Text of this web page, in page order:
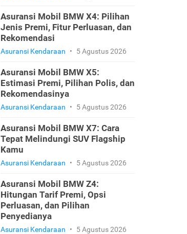
Asuransi Mobil BMW X4: Pilihan
Jenis Premi, Fitur Perluasan, dan
Rekomendasi
Asuransi Kendaraan • 5 Agustus 2026
Asuransi Mobil BMW X5:
Estimasi Premi, Pilihan Polis, dan
Rekomendasinya
Asuransi Kendaraan • 5 Agustus 2026
Asuransi Mobil BMW X7: Cara
Tepat Melindungi SUV Flagship
Kamu
Asuransi Kendaraan • 5 Agustus 2026
Asuransi Mobil BMW Z4:
Hitungan Tarif Premi, Opsi
Perluasan, dan Pilihan
Penyedianya
Asuransi Kendaraan • 5 Agustus 2026